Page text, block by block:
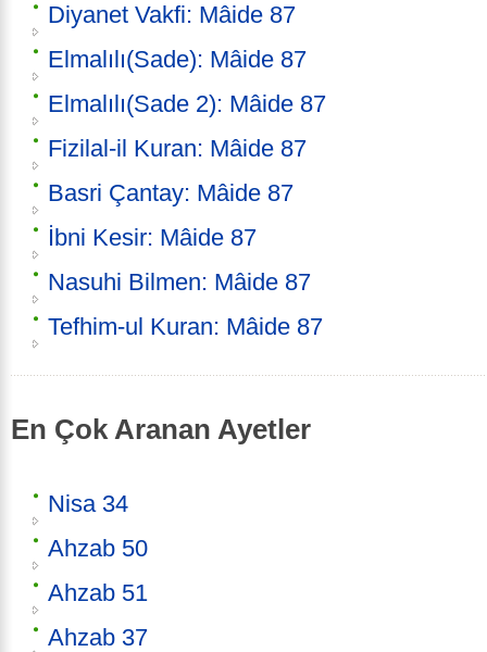
Diyanet Vakfi: Mâide 87
Elmalılı(Sade): Mâide 87
Elmalılı(Sade 2): Mâide 87
Fizilal-il Kuran: Mâide 87
Basri Çantay: Mâide 87
İbni Kesir: Mâide 87
Nasuhi Bilmen: Mâide 87
Tefhim-ul Kuran: Mâide 87
En Çok Aranan Ayetler
Nisa 34
Ahzab 50
Ahzab 51
Ahzab 37